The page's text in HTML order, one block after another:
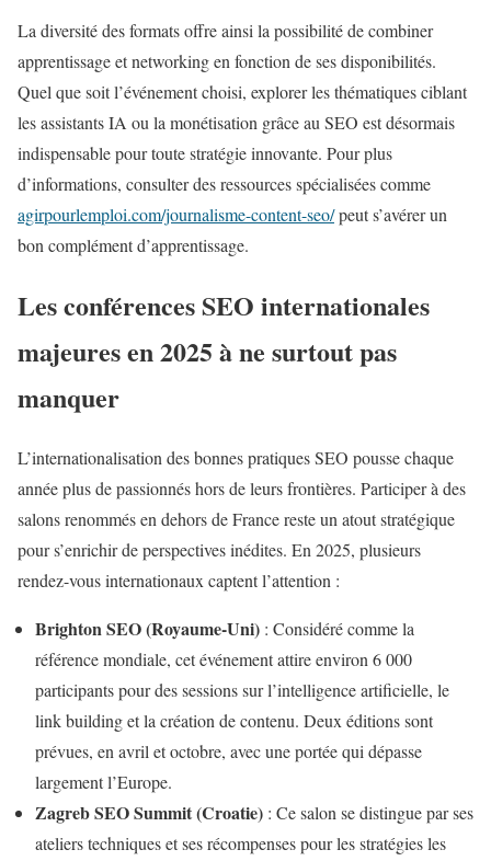
La diversité des formats offre ainsi la possibilité de combiner
apprentissage et networking en fonction de ses disponibilités.
Quel que soit l’événement choisi, explorer les thématiques ciblant
les assistants IA ou la monétisation grâce au SEO est désormais
indispensable pour toute stratégie innovante. Pour plus
d’informations, consulter des ressources spécialisées comme
agirpourlemploi.com/journalisme-content-seo/peut s’avérer un
bon complément d’apprentissage.
Les conférences SEO internationales
majeures en 2025 à ne surtout pas
manquer
L’internationalisation des bonnes pratiques SEO pousse chaque
année plus de passionnés hors de leurs frontières. Participer à des
salons renommés en dehors de France reste un atout stratégique
pour s’enrichir de perspectives inédites. En 2025, plusieurs
rendez-vous internationaux captent l’attention :
Brighton SEO (Royaume-Uni) : Considéré comme la
référence mondiale, cet événement attire environ 6 000
participants pour des sessions sur l’intelligence artificielle, le
link building et la création de contenu. Deux éditions sont
prévues, en avril et octobre, avec une portée qui dépasse
largement l’Europe.
Zagreb SEO Summit (Croatie) : Ce salon se distingue par ses
ateliers techniques et ses récompenses pour les stratégies les